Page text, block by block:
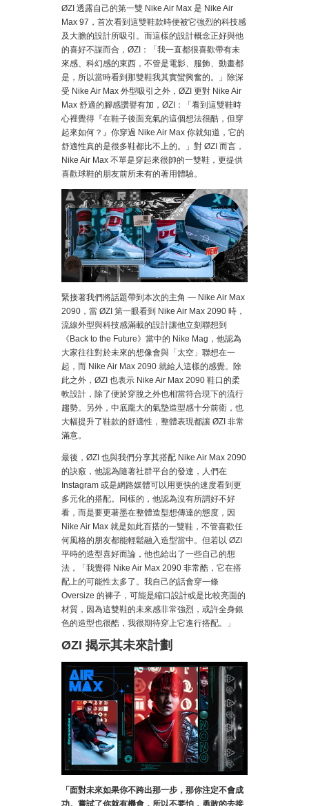
ØZI 透露自己的第一雙 Nike Air Max 是 Nike Air
Max 97，首次看到這雙鞋款時便被它強烈的科技感
及大膽的設計所吸引。而這樣的設計概念正好與他
的喜好不謀而合，ØZI：「我一直都很喜歡帶有未
來感、科幻感的東西，不管是電影、服飾、動畫都
是，所以當時看到那雙鞋我其實蠻興奮的。」除深
受 Nike Air Max 外型吸引之外，ØZI 更對 Nike Air
Max 舒適的腳感讚譽有加，ØZI：「看到這雙鞋時
心裡覺得『在鞋子後面充氣的這個想法很酷，但穿
起來如何？』你穿過 Nike Air Max 你就知道，它的
舒適性真的是很多鞋都比不上的。」對 ØZI 而言，
Nike Air Max 不單是穿起來很帥的一雙鞋，更提供
喜歡球鞋的朋友前所未有的著用體驗。
緊接著我們將話題帶到本次的主角 — Nike Air Max
2090，當 ØZI 第一眼看到 Nike Air Max 2090 時，
流線外型與科技感滿載的設計讓他立刻聯想到
《Back to the Future》當中的 Nike Mag，他認為
大家往往對於未來的想像會與「太空」聯想在一
起，而 Nike Air Max 2090 就給人這樣的感覺。除
此之外，ØZI 也表示 Nike Air Max 2090 鞋口的柔
軟設計，除了便於穿脫之外也相當符合現下的流行
趨勢。另外，中底龐大的氣墊造型感十分前衛，也
大幅提升了鞋款的舒適性，整體表現都讓 ØZI 非常
滿意。
最後，ØZI 也與我們分享其搭配 Nike Air Max 2090
的訣竅，他認為隨著社群平台的發達，人們在
Instagram 或是網路媒體可以用更快的速度看到更
多元化的搭配。同樣的，他認為沒有所謂好不好
看，而是要更著墨在整體造型想傳達的態度，因
Nike Air Max 就是如此百搭的一雙鞋，不管喜歡任
何風格的朋友都能輕鬆融入造型當中。但若以 ØZI
平時的造型喜好而論，他也給出了一些自己的想
法，「我覺得 Nike Air Max 2090 非常酷，它在搭
配上的可能性太多了。我自己的話會穿一條
Oversize 的褲子，可能是縮口設計或是比較亮面的
材質，因為這雙鞋的未來感非常強烈，或許全身銀
色的造型也很酷，我很期待穿上它進行搭配。」
ØZI 揭示其未來計劃
「面對未來如果你不跨出那一步，那你注定不會成
功。嘗試了你就有機會，所以不要怕，勇敢的去接